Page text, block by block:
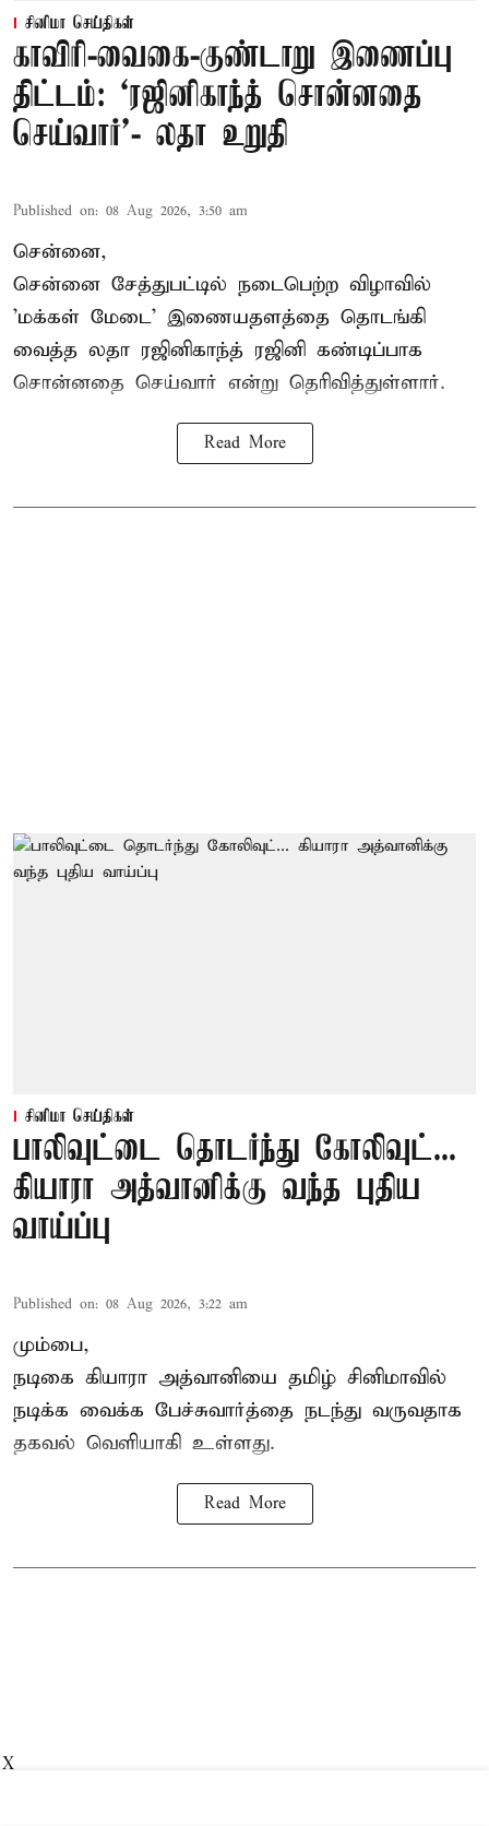
சினிமா செய்திகள்
காவிரி-வைகை-குண்டாறு இணைப்பு
திட்டம்: ‘ரஜினிகாந்த் சொன்னதை
செய்வார்’- லதா உறுதி
Published on: 08 Aug 2026, 3:50 am
சென்னை,
சென்னை சேத்துபட்டில் நடைபெற்ற விழாவில்
'மக்கள் மேடை' இணையதளத்தை தொடங்கி
வைத்த லதா ரஜினிகாந்த் ரஜினி கண்டிப்பாக
சொன்னதை செய்வார் என்று தெரிவித்துள்ளார்.
Read More
சினிமா செய்திகள்
பாலிவுட்டை தொடர்ந்து கோலிவுட்...
கியாரா அத்வானிக்கு வந்த புதிய
வாய்ப்பு
Published on: 08 Aug 2026, 3:22 am
மும்பை,
நடிகை கியாரா அத்வானியை தமிழ் சினிமாவில்
நடிக்க வைக்க பேச்சுவார்த்தை நடந்து வருவதாக
தகவல் வெளியாகி உள்ளது.
Read More
X